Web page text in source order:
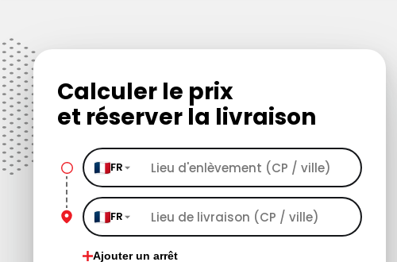
Calculer le prix
et réserver la livraison
FR
FR
Ajouter un arrêt